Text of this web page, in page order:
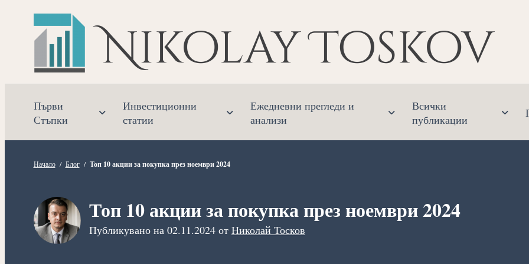
Прескочете
съдържанието
Първи
Стъпки
Инвестиционни
статии
Ежедневни прегледи и
анализи
Всички
публикации
Начало / Блог / Топ 10 акции за покупка през ноември 2024
Топ 10 акции за покупка през ноември 2024
Публикувано на 02.11.2024 от Николай Тосков